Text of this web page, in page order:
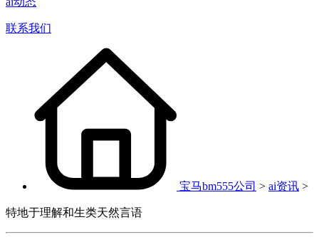
联系我们
宝马bm555公司 > ai资讯 >
特地于理解和生类天然言语